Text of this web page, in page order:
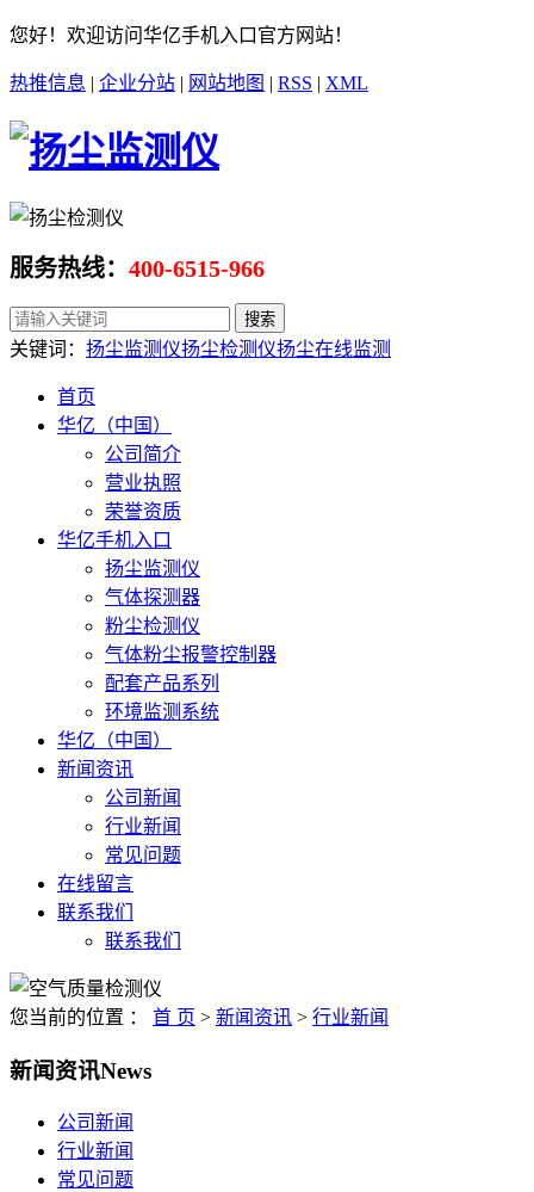
您好！欢迎访问华亿手机入口官方网站！
热推信息 | 企业分站 | 网站地图 | RSS | XML
服务热线： 400-6515-966
关键词： 扬尘监测仪扬尘检测仪扬尘在线监测
首页
华亿（中国）
公司简介
营业执照
荣誉资质
华亿手机入口
扬尘监测仪
气体探测器
粉尘检测仪
气体粉尘报警控制器
配套产品系列
环境监测系统
华亿（中国）
新闻资讯
公司新闻
行业新闻
常见问题
在线留言
联系我们
联系我们
您当前的位置 ： 首 页 > 新闻资讯 > 行业新闻
新闻资讯News
公司新闻
行业新闻
常见问题